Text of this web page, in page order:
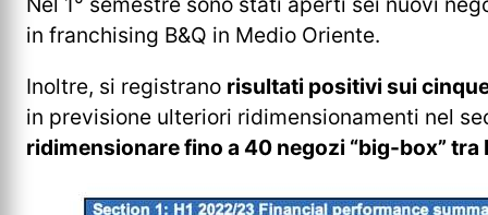
in franchising B&Q in Medio Oriente.
Inoltre, si registrano risultati positivi sui
in previsione ulteriori ridimensionamenti nel
ridimensionare fino a 40 negozi “big-box” tra